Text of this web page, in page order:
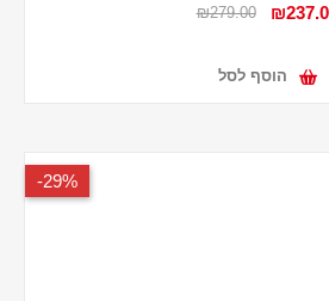
₪279.00
הוסף לסל
29%-